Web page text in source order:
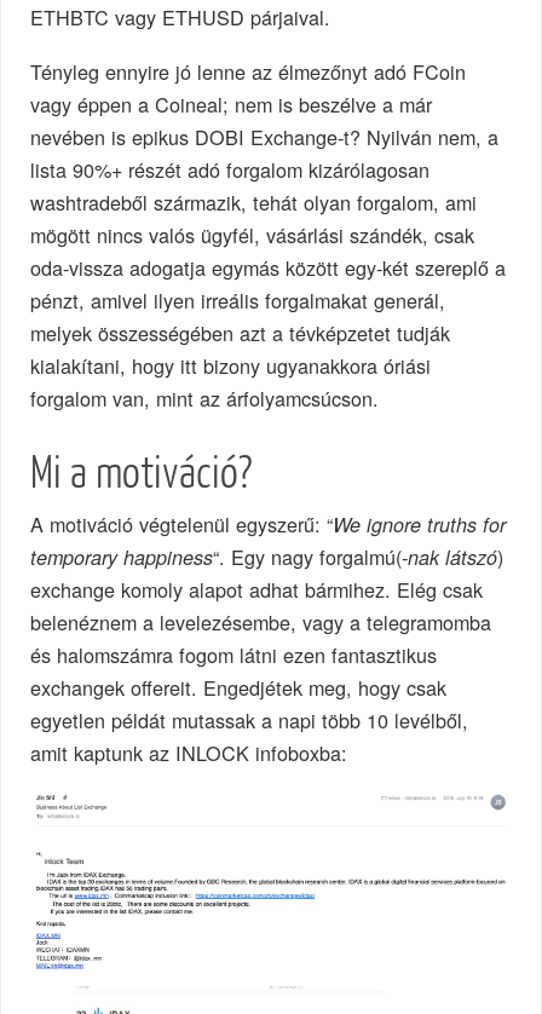
ETHBTC vagy ETHUSD párjaival.
Tényleg ennyire jó lenne az élmezőnyt adó FCoin
vagy éppen a Coineal; nem is beszélve a már
nevében is epikus DOBI Exchange-t? Nyilván nem, a
lista 90%+ részét adó forgalom kizárólagosan
washtradeből származik, tehát olyan forgalom, ami
mögött nincs valós ügyfél, vásárlási szándék, csak
oda-vissza adogatja egymás között egy-két szereplő a
pénzt, amivel ilyen irreális forgalmakat generál,
melyek összességében azt a tévképzetet tudják
kialakítani, hogy itt bizony ugyanakkora óriási
forgalom van, mint az árfolyamcsúcson.
Mi a motiváció?
A motiváció végtelenül egyszerű: “We ignore truths for
temporary happiness“. Egy nagy forgalmú(-nak látszó)
exchange komoly alapot adhat bármihez. Elég csak
belenéznem a levelezésembe, vagy a telegramomba
és halomszámra fogom látni ezen fantasztikus
exchangek offereit. Engedjétek meg, hogy csak
egyetlen példát mutassak a napi több 10 levélből,
amit kaptunk az INLOCK infoboxba: